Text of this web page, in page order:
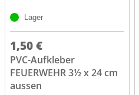
Lager
1,50 €
PVC-Aufkleber
FEUERWEHR 3½ x 24 cm
aussen